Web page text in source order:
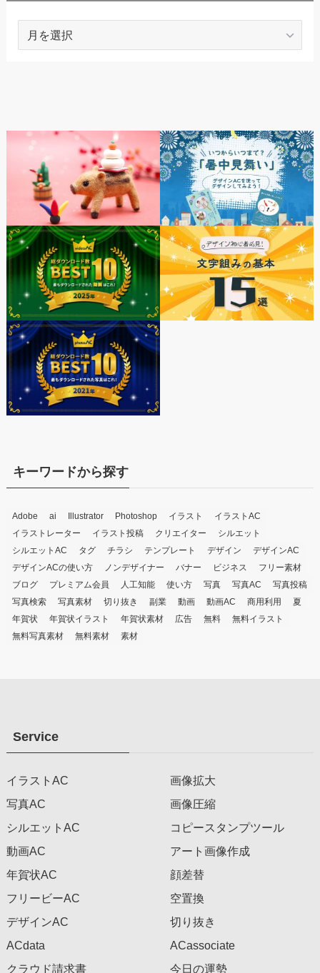
ARCHIVES
キーワードから探す
Adobe ai Illustrator Photoshop イラスト
イラストAC
イラストレーター
イラスト投稿 クリエイター
シルエット
シルエットAC
タグ チラシ テンプレート デザイン
デザインAC
デザインACの使い方
ノンデザイナー バナー ビジネス
フリー素材
ブログ
プレミアム会員 人工知能 使い方 写真 写真AC
写真投稿
写真検索
写真素材 切り抜き 副業 動画 動画AC 商用利用
夏
年賀状
年賀状イラスト 年賀状素材 広告 無料
無料イラスト
無料写真素材
無料素材 素材
Service
イラストAC
写真AC
シルエットAC
動画AC
年賀状AC
フリービーAC
デザインAC
ACdata
クラウド請求書
画像拡大
画像圧縮
コピースタンプツール
アート画像作成
顔差替
空置換
切り抜き
ACassociate
今日の運勢